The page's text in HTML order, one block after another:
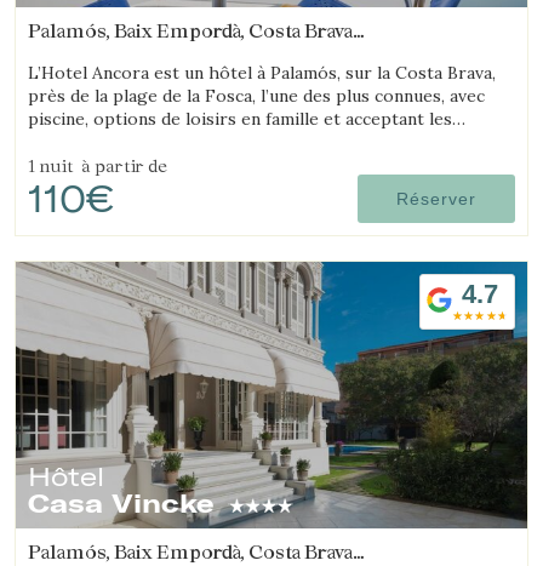
Palamós, Baix Empordà, Costa Brava
L’Hotel Ancora est un hôtel à Palamós, sur la Costa Brava,
près de la plage de la Fosca, l’une des plus connues, avec
piscine, options de loisirs en famille et acceptant les
1 nuit à partir de
110€ Réserver
4.7
Hôtel
Casa Vincke
Palamós, Baix Empordà, Costa Brava
Enregistrer les paramètres Tout accepter